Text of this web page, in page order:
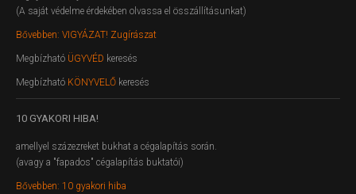
(A saját védelme érdekében olvassa el összállításunkat)
Bővebben: VIGYÁZAT! Zugírászat
Megbízható ÜGYVÉD keresés
Megbízható KÖNYVELŐ keresés
10 GYAKORI HIBA!
amellyel százezreket bukhat a cégalapítás során.
(avagy a "fapados" cégalapítás buktatói)
Bővebben: 10 gyakori hiba